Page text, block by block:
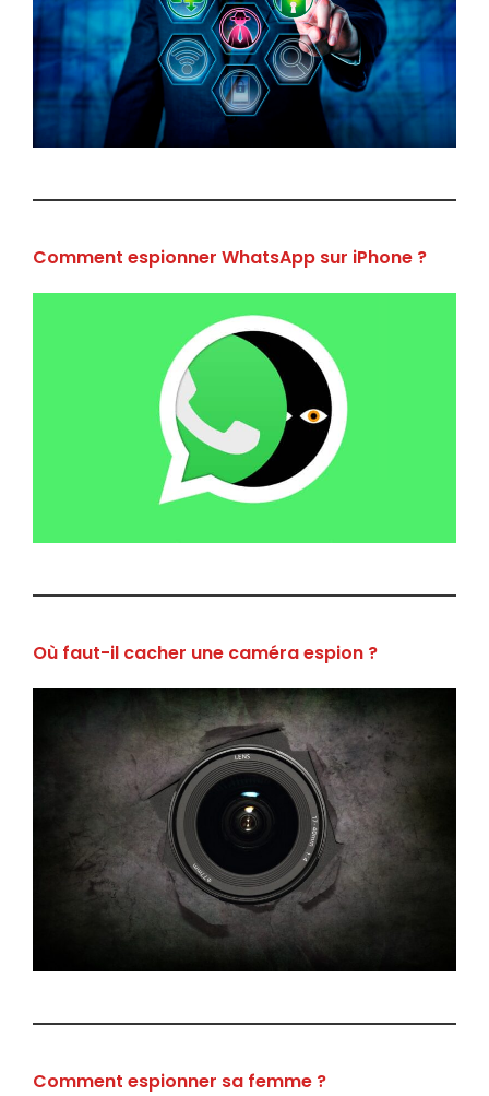
Comment espionner WhatsApp sur iPhone ?
Où faut-il cacher une caméra espion ?
Comment espionner sa femme ?